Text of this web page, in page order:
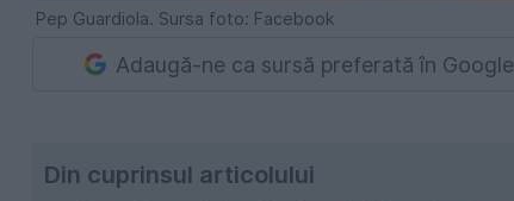
Pep Guardiola. Sursa foto: Facebook
Adaugă-ne ca sursă preferată în Google
Din cuprinsul articolului